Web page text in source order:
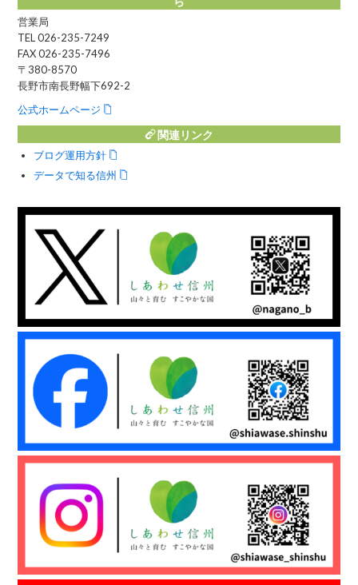
営業局
TEL 026-235-7249
FAX 026-235-7496
〒380-8570
長野市南長野幅下692-2
公式ホームページ
関連リンク
ブログ運用方針
データで知る信州